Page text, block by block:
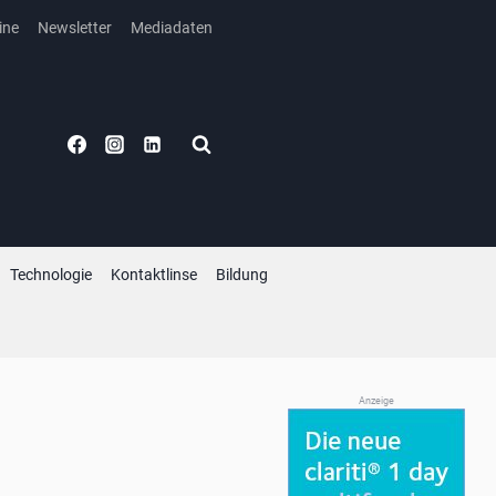
Newsletter Mediadaten
Technologie Kontaktlinse Bildung
Anzeige